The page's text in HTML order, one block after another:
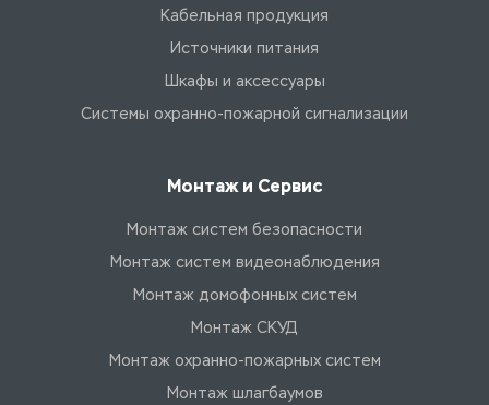
Кабельная продукция
Источники питания
Шкафы и аксессуары
Системы охранно-пожарной сигнализации
Монтаж и Сервис
Монтаж систем безопасности
Монтаж систем видеонаблюдения
Монтаж домофонных систем
Монтаж СКУД
Монтаж охранно-пожарных систем
Монтаж шлагбаумов